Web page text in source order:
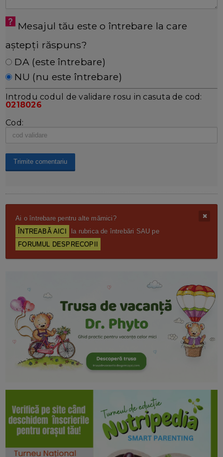
Mesajul tău este o întrebare la care
aștepți răspuns?
DA (este întrebare)
NU (nu este întrebare)
Introdu codul de validare rosu in casuta de cod:
0218026
Cod:
Ai o întrebare pentru alte mămici?
ÎNTREABĂ AICI
la rubrica de întrebări SAU pe
FORUMUL DESPRECOPII